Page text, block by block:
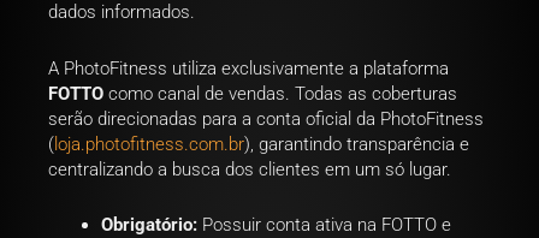
dados informados.
A PhotoFitness utiliza exclusivamente a plataforma
FOTTO como canal de vendas. Todas as coberturas
serão direcionadas para a conta oficial da PhotoFitness
(loja.photofitness.com.br), garantindo transparência e
centralizando a busca dos clientes em um só lugar.
Obrigatório:Possuir conta ativa na FOTTO e